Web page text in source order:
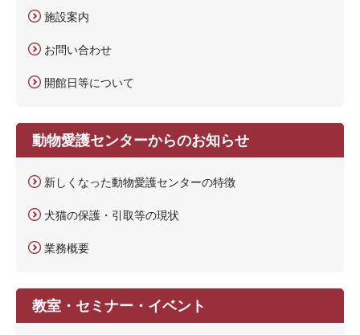
施設案内
お問い合わせ
開館日等について
動物愛護センターからのお知らせ
新しくなった動物愛護センターの特徴
犬猫の保護・引取等の現状
業務概要
教室・セミナー・イベント